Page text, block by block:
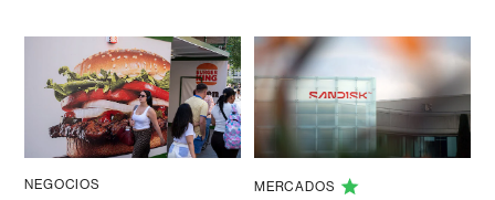
NEGOCIOS MERCADOS